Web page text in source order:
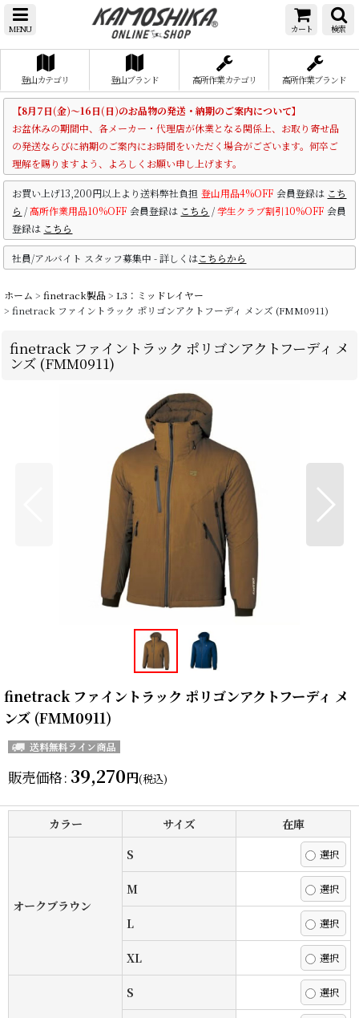
MENU カート 検索
登山カテゴリ 登山ブランド 高所作業カテゴリ 高所作業ブランド
【8月7日(金)～16日(日)のお品物の発送・納期のご案内について】
お盆休みの期間中、各メーカー・代理店が休業となる関係上、お取り寄せ品
の発送ならびに納期のご案内にお時間をいただく場合がございます。何卒ご
理解を賜りますよう、よろしくお願い申し上げます。
お買い上げ13,200円以上より送料弊社負担 登山用品4%OFF 会員登録は こち
ら /高所作業用品10%OFF 会員登録は こちら /学生クラブ割引10%OFF 会員
登録は こちら
社員/アルバイト スタッフ募集中 - 詳しくはこちらから
ホーム > finetrack製品> L3：ミッドレイヤー
> finetrack ファイントラック ポリゴンアクトフーディ メンズ (FMM0911)
finetrack ファイントラック ポリゴンアクトフーディ メ
ンズ (FMM0911)
finetrack ファイントラック ポリゴンアクトフーディ メ
ンズ (FMM0911)
販売価格: 39,270円(税込)
カラー サイズ 在庫
オークブラウン
S
M
L
XL
S